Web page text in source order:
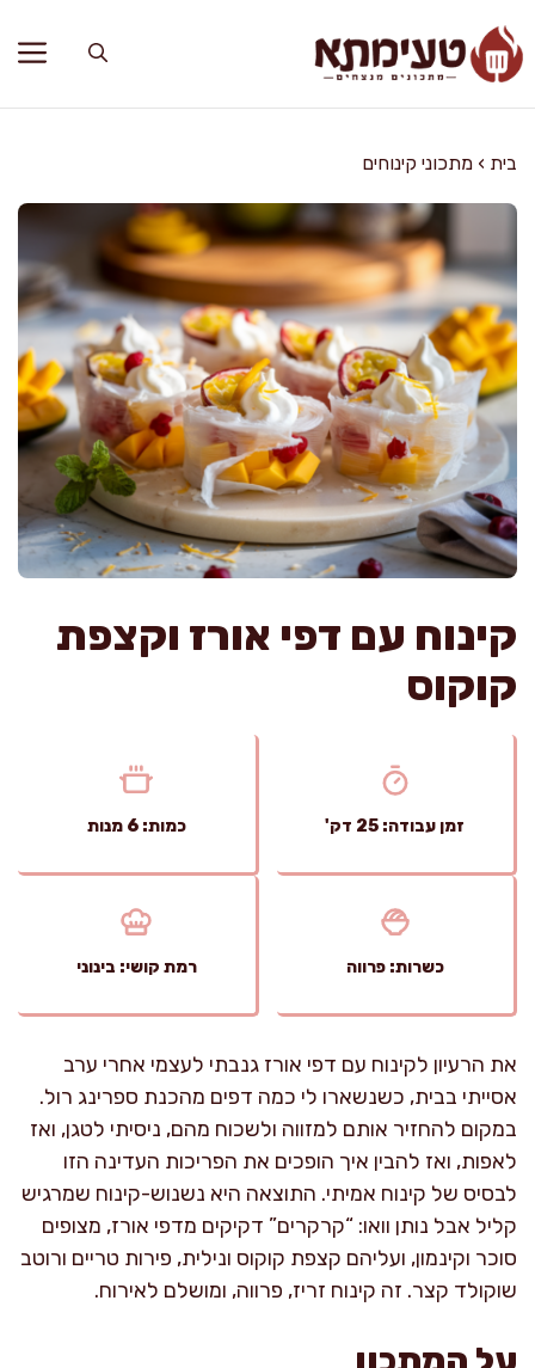
לתוכן
בית › מתכוני קינוחים
קינוח עם דפי אורז וקצפת
קוקוס
זמן עבודה: 25 דק' כמות: 6 מנות
כשרות: פרווה רמת קושי: בינוני
את הרעיון לקינוח עם דפי אורז גנבתי לעצמי אחרי ערב
אסייתי בבית, כשנשארו לי כמה דפים מהכנת ספרינג רול.
במקום להחזיר אותם למזווה ולשכוח מהם, ניסיתי לטגן, ואז
לאפות, ואז להבין איך הופכים את הפריכות העדינה הזו
לבסיס של קינוח אמיתי. התוצאה היא נשנוש-קינוח שמרגיש
קליל אבל נותן וואו: “קרקרים” דקיקים מדפי אורז, מצופים
סוכר וקינמון, ועליהם קצפת קוקוס ונילית, פירות טריים ורוטב
שוקולד קצר. זה קינוח זריז, פרווה, ומושלם לאירוח.